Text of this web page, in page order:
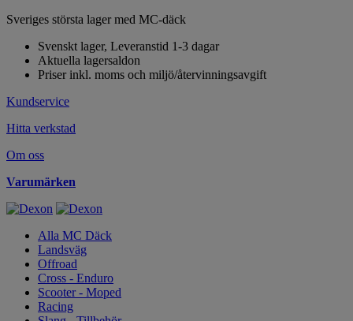
Sveriges största lager med MC-däck
Svenskt lager, Leveranstid 1-3 dagar
Aktuella lagersaldon
Priser inkl. moms och miljö/återvinningsavgift
Kundservice
Hitta verkstad
Om oss
Varumärken
Alla MC Däck
Landsväg
Offroad
Cross - Enduro
Scooter - Moped
Racing